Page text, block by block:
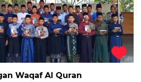
Waqaf Al Quran